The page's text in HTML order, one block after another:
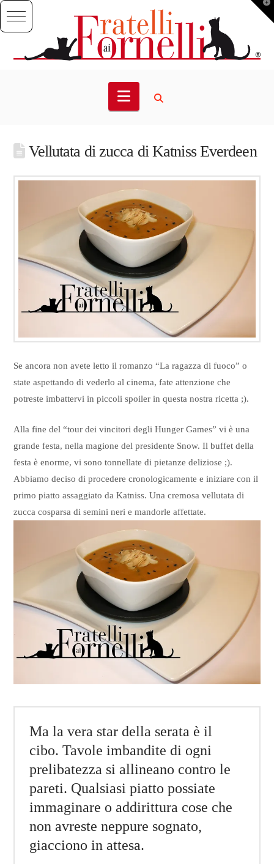
Navigation
Vellutata di zucca di Katniss Everdeen
Se ancora non avete letto il romanzo “La ragazza di fuoco” o
state aspettando di vederlo al cinema, fate attenzione che
potreste imbattervi in piccoli spoiler in questa nostra ricetta ;).
Alla fine del “tour dei vincitori degli Hunger Games” vi è una
grande festa, nella magione del presidente Snow. Il buffet della
festa è enorme, vi sono tonnellate di pietanze deliziose ;).
Abbiamo deciso di procedere cronologicamente e iniziare con il
primo piatto assaggiato da Katniss. Una cremosa vellutata di
zucca cosparsa di semini neri e mandorle affettate.
Ma la vera star della serata è il
cibo. Tavole imbandite di ogni
prelibatezza si allineano contro le
pareti. Qualsiasi piatto possiate
immaginare o addirittura cose che
non avreste neppure sognato,
giacciono in attesa.